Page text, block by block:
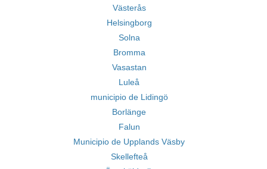
Västerås
Helsingborg
Solna
Bromma
Vasastan
Luleå
municipio de Lidingö
Borlänge
Falun
Municipio de Upplands Väsby
Skellefteå